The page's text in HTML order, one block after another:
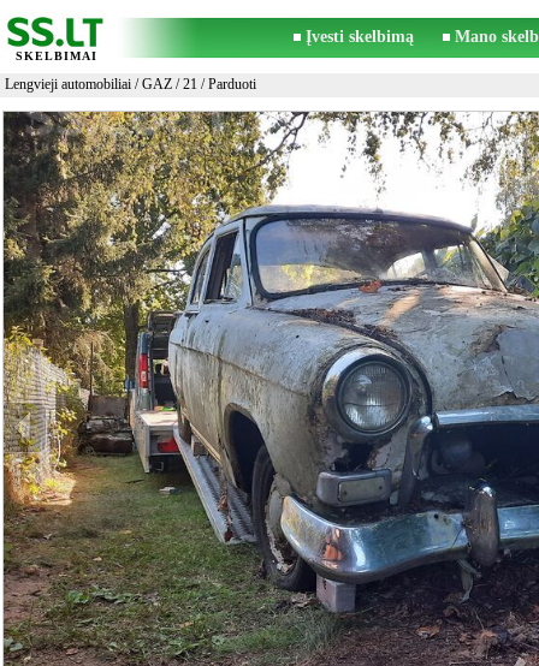
SKELBIMAI
Įvesti skelbimą Mano
Lengvieji automobiliai /GAZ /21 / Parduoti